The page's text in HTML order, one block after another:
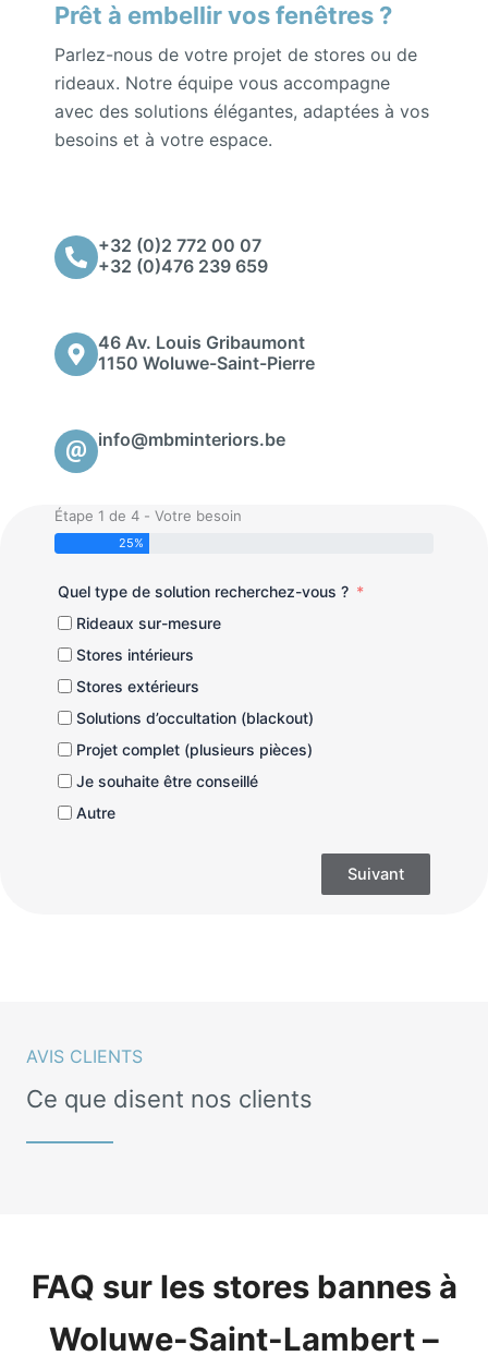
Prêt à embellir vos fenêtres ?
Parlez-nous de votre projet de stores ou de
rideaux. Notre équipe vous accompagne
avec des solutions élégantes, adaptées à vos
besoins et à votre espace.
+32 (0)2 772 00 07
+32 (0)476 239 659
46 Av. Louis Gribaumont
1150 Woluwe-Saint-Pierre
info@mbminteriors.be
Étape 1 de 4 - Votre besoin
25%
Quel type de solution recherchez-vous ?
Rideaux sur-mesure
Stores intérieurs
Stores extérieurs
Solutions d’occultation (blackout)
Projet complet (plusieurs pièces)
Je souhaite être conseillé
Autre
Suivant
AVIS CLIENTS
Ce que disent nos clients
FAQ sur les stores bannes à
Woluwe-Saint-Lambert –